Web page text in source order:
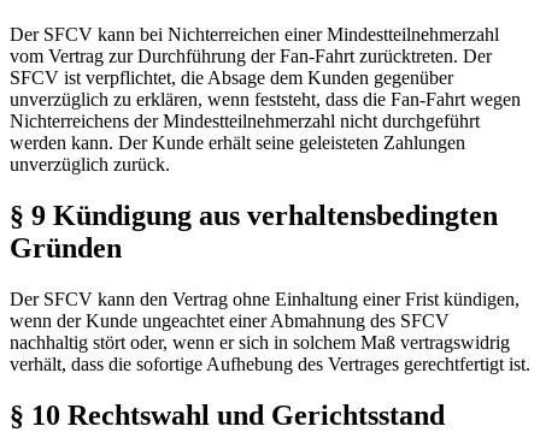
Der SFCV kann bei Nichterreichen einer Mindestteilnehmerzahl
vom Vertrag zur Durchführung der Fan-Fahrt zurücktreten. Der
SFCV ist verpflichtet, die Absage dem Kunden gegenüber
unverzüglich zu erklären, wenn feststeht, dass die Fan-Fahrt wegen
Nichterreichens der Mindestteilnehmerzahl nicht durchgeführt
werden kann. Der Kunde erhält seine geleisteten Zahlungen
unverzüglich zurück.
§ 9 Kündigung aus verhaltensbedingten
Gründen
Der SFCV kann den Vertrag ohne Einhaltung einer Frist kündigen,
wenn der Kunde ungeachtet einer Abmahnung des SFCV
nachhaltig stört oder, wenn er sich in solchem Maß vertragswidrig
verhält, dass die sofortige Aufhebung des Vertrages gerechtfertigt ist.
§ 10 Rechtswahl und Gerichtsstand